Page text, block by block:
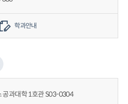
학과안내
공과대학 1호관 S03-0304